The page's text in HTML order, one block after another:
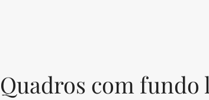
Quadros com fundo